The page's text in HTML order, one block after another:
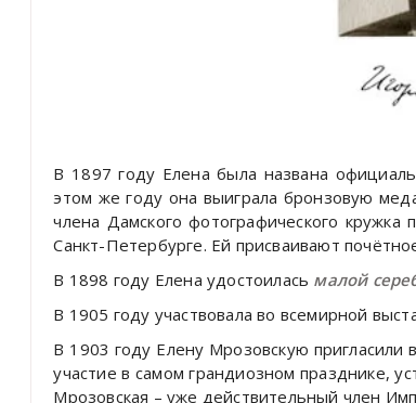
В 1897 году Елена была названа
этом же году она выиграла бронзовую
члена Дамского фотографического
Санкт-Петербурге. Ей присваивают
В 1898 году Елена удостоилась малой
В 1905 году участвовала во всемирной
В 1903 году Елену Мрозовскую
участие в самом грандиозном празднике,
Мрозовская – уже действительный член